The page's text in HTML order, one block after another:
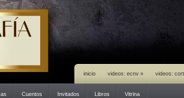
inicio videos: ecnv » videos:
Cuentos Invitados Libros Vitrina